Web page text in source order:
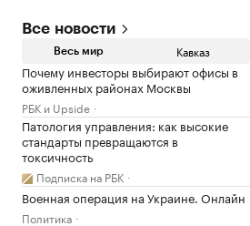
Все новости
Весь мир Кавказ
Почему инвесторы выбирают офисы в
оживленных районах Москвы
РБК и Upside
Патология управления: как высокие
стандарты превращаются в
токсичность
Подписка на РБК
Военная операция на Украине. Онлайн
Политика